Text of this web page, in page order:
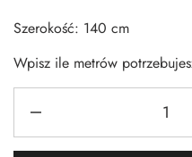
Szerokość: 140 cm
Wpisz ile metrów